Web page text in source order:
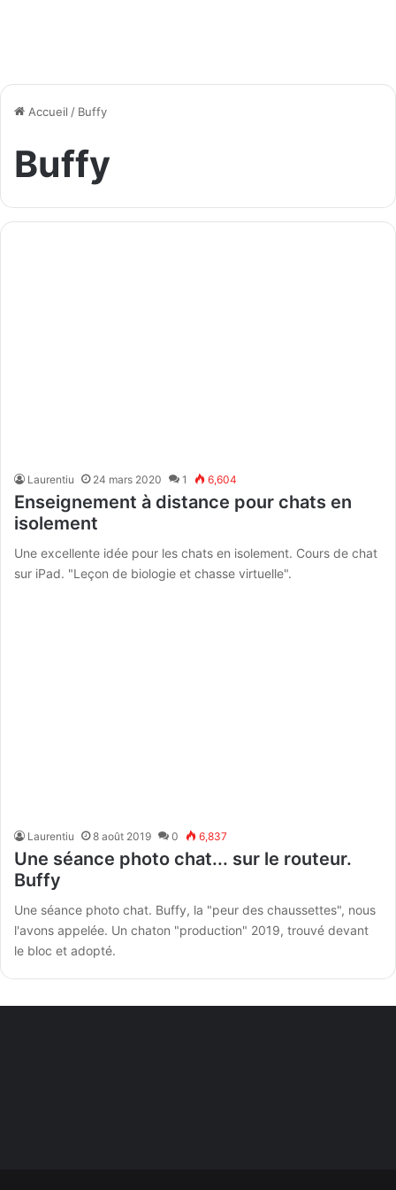
Accueil / Buffy
Buffy
Laurentiu 24 mars 2020 1 6,604
Enseignement à distance pour chats en
isolement
Une excellente idée pour les chats en isolement. Cours de chat
sur iPad. "Leçon de biologie et chasse virtuelle".
Laurentiu 8 août 2019 0 6,837
Une séance photo chat... sur le routeur.
Buffy
Une séance photo chat. Buffy, la "peur des chaussettes", nous
l'avons appelée. Un chaton "production" 2019, trouvé devant
le bloc et adopté.